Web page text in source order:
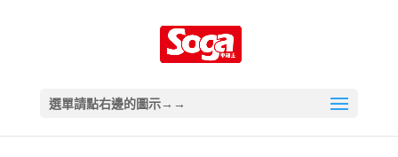
選單請點右邊的圖示→→